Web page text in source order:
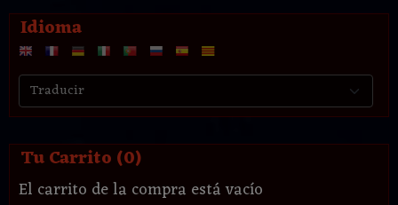
Idioma
Tu Carrito (0)
El carrito de la compra está vacío